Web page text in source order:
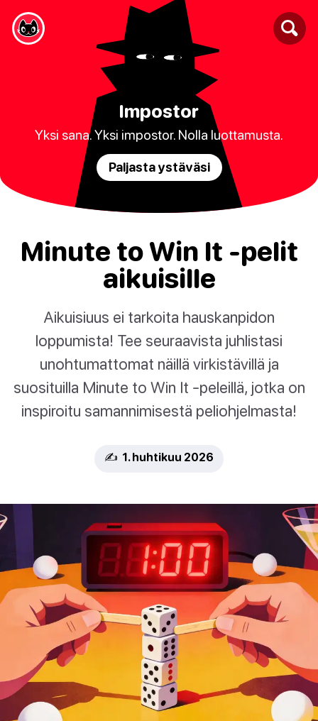
Impostor
Yksi sana. Yksi impostor. Nolla luottamusta.
Paljasta ystäväsi
Minute to Win It -pelit
aikuisille
Aikuisiuus ei tarkoita hauskanpidon
loppumista! Tee seuraavista juhlistasi
unohtumattomat näillä virkistävillä ja
suosituilla Minute to Win It -peleillä, jotka on
inspiroitu samannimisestä peliohjelmasta!
✍️ 1. huhtikuu 2026